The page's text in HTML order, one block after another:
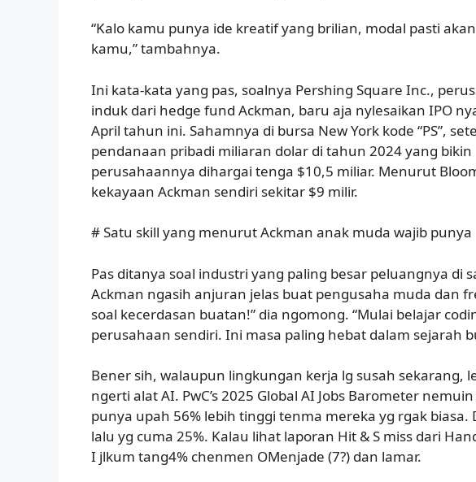
“Kalo kamu punya ide kreatif yang brilian, modal pasti
kamu,” tambahnya.
Ini kata-kata yang pas, soalnya Pershing Square Inc.,
induk dari hedge fund Ackman, baru aja nylesaikan IPO
April tahun ini. Sahamnya di bursa New York kode “PS”,
pendanaan pribadi miliaran dolar di tahun 2024 yang bikin
perusahaannya dihargai tenga $10,5 miliar. Menurut
kekayaan Ackman sendiri sekitar $9 milir.
# Satu skill yang menurut Ackman anak muda wajib punya
Pas ditanya soal industri yang paling besar peluangnya di
Ackman ngasih anjuran jelas buat pengusaha muda dan
soal kecerdasan buatan!” dia ngomong. “Mulai belajar
perusahaan sendiri. Ini masa paling hebat dalam sejarah
Bener sih, walaupun lingkungan kerja lg susah sekarang,
ngerti alat AI. PwC’s 2025 Global AI Jobs Barometer
punya upah 56% lebih tinggi tenma mereka yg rgak
lalu yg cuma 25%. Kalau lihat laporan Hit & S miss dari
I jlkum tang4% chenmen OMenjade (7?) dan lamar.